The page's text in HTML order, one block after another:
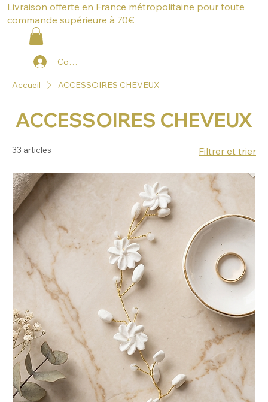
Livraison offerte en France métropolitaine pour toute
commande supérieure à 70€
Connexion
Accueil ACCESSOIRES CHEVEUX
ACCESSOIRES CHEVEUX
33 articles Filtrer et trier